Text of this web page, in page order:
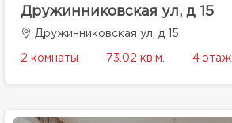
Дружинниковская ул, д 15
Дружинниковская ул, д 15
2 комнаты 73.02 кв.м. 4 этаж